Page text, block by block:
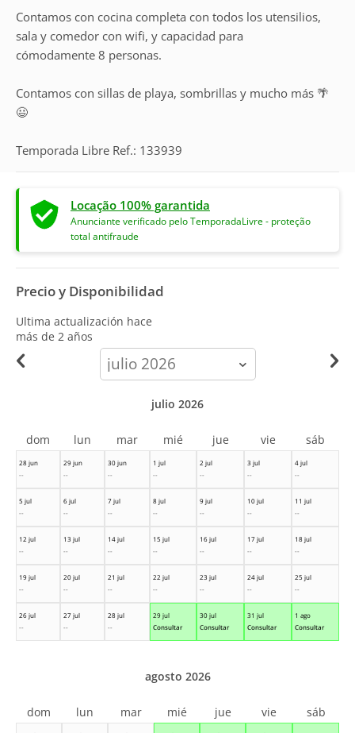
Contamos con cocina completa con todos los utensilios,
sala y comedor con wifi, y capacidad para
cómodamente 8 personas.
Contamos con sillas de playa, sombrillas y mucho más 🌴
😃
Temporada Libre Ref.: 133939
Locação 100% garantida
Anunciante verificado pelo TemporadaLivre - proteção
total antifraude
Precio y Disponibilidad
Ultima actualización hace
más de 2 años
calendar-
month
28 jun
--
29 jun
--
30 jun
--
1 jul
--
2 jul
--
3 jul
--
4 jul
--
5 jul
--
6 jul
--
7 jul
--
8 jul
--
9 jul
--
10 jul
--
11 jul
--
12 jul
--
13 jul
--
14 jul
--
15 jul
--
16 jul
--
17 jul
--
18 jul
--
19 jul
--
20 jul
--
21 jul
--
22 jul
--
23 jul
--
24 jul
--
25 jul
--
26 jul
--
27 jul
--
28 jul
--
29 jul
Consultar
30 jul
Consultar
31 jul
Consultar
1 ago
Consultar
julio 2026
dom lun mar mié jue vie sáb
agosto 2026
dom lun mar mié jue vie sáb